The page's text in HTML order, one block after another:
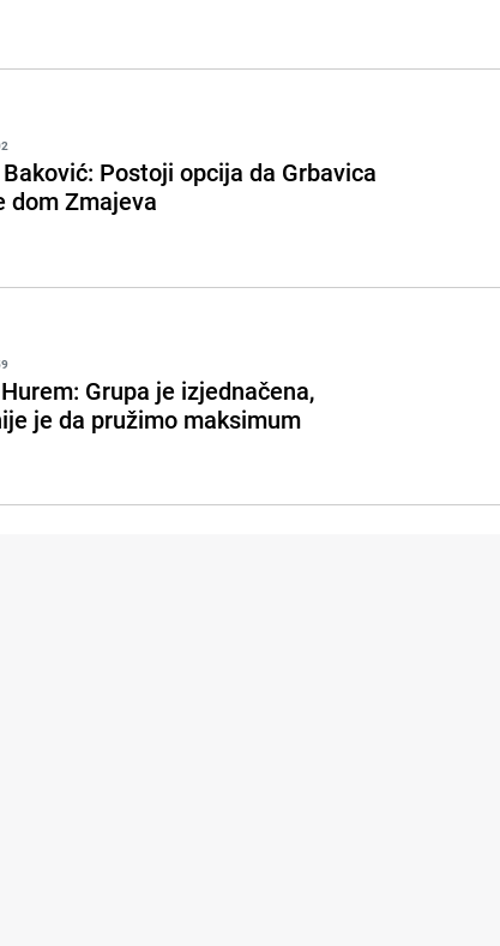
Postoji opcija da Grbavica
dom Zmajeva
Grupa je izjednačena,
je da pružimo maksimum